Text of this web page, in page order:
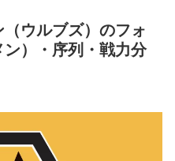
ウルブズ）のフォ
）・序列・戦力分